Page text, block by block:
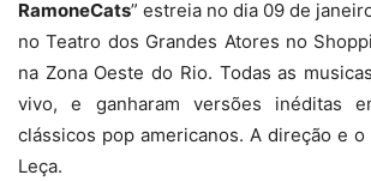
RamoneCats” estreia no dia 09 de
no Teatro dos Grandes Atores no
na Zona Oeste do Rio. Todas as
vivo, e ganharam versões inéditas
clássicos pop americanos. A direção e
Leça.